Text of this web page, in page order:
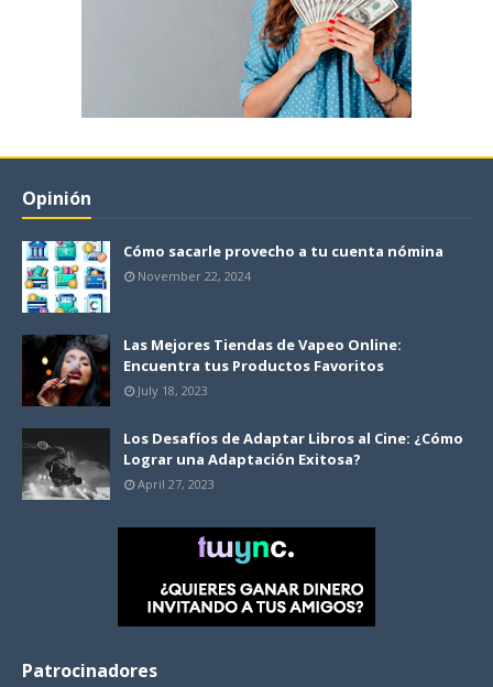
Opinión
Cómo sacarle provecho a tu cuenta nómina
November 22, 2024
Las Mejores Tiendas de Vapeo Online:
Encuentra tus Productos Favoritos
July 18, 2023
Los Desafíos de Adaptar Libros al Cine: ¿Cómo
Lograr una Adaptación Exitosa?
April 27, 2023
Patrocinadores